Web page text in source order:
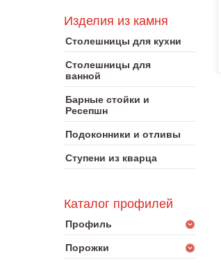
Изделия из камня
Столешницы для кухни
Столешницы для
ванной
Барные стойки и
Ресепшн
Подоконники и отливы
Ступени из кварца
Каталог профилей
Профиль
Порожки